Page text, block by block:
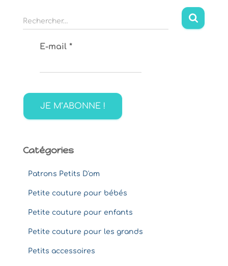
R
e
h
r
Rechercher…
E-mail *
Catégories
Patrons Petits D'om
Petite couture pour bébés
Petite couture pour enfants
Petite couture pour les grands
Petits accessoires